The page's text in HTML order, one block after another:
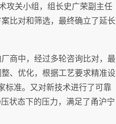
攻关小组，组长史广荣副主任
比对和筛选，最终确立了延长
商中，经过多轮咨询比对，最
、优化，根据工艺要求精准设
标准。又对新技术进行了可靠
状态下的压力，满足了甬沪宁